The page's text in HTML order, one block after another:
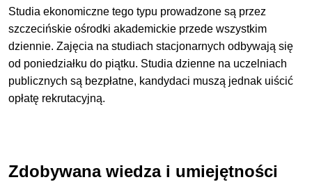
Studia ekonomiczne tego typu prowadzone są przez
szczecińskie ośrodki akademickie przede wszystkim
dziennie. Zajęcia na studiach stacjonarnych odbywają się
od poniedziałku do piątku. Studia dzienne na uczelniach
publicznych są bezpłatne, kandydaci muszą jednak uiścić
opłatę rekrutacyjną.
Zdobywana wiedza i umiejętności